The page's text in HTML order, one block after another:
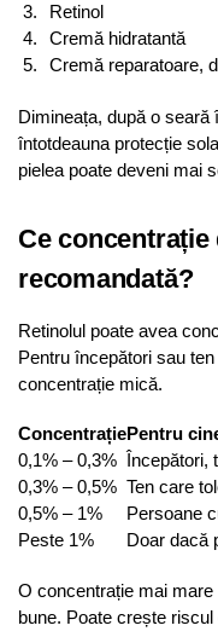
Retinol
Cremă hidratantă
Cremă reparatoare,
Dimineața, după o
întotdeauna protecție
pielea poate deveni mai
Ce
recomandată?
Retinolul poate avea
Pentru începători sau
concentrație mică.
ConcentrațiePentru
0,1% – 0,3% Începători,
0,3% – 0,5% Ten care
0,5% – 1%
Persoane
Peste 1%
Doar dacă
O concentrație mai
bune. Poate crește